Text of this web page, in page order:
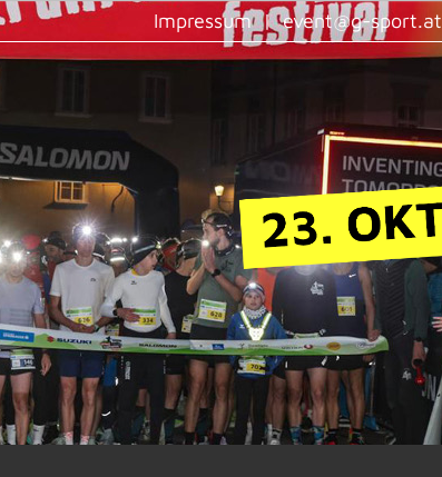
Impressum |event@g-sport.at